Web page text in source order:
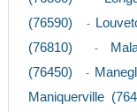
(76590)
-
(76810)
-
(76450)
-
Maniquerville